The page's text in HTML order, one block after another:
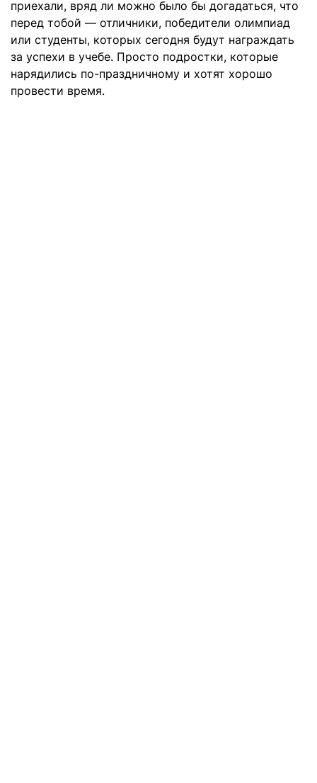
приехали, вряд ли можно было бы догадаться, что
перед тобой — отличники, победители олимпиад
или студенты, которых сегодня будут награждать
за успехи в учебе. Просто подростки, которые
нарядились по-праздничному и хотят хорошо
провести время.